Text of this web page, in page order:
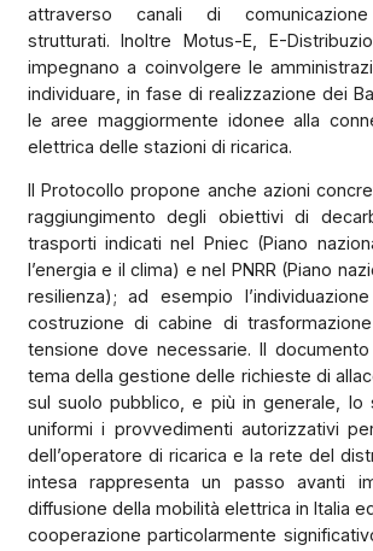
attraverso canali di comunicazione
strutturati. Inoltre Motus-E, E-
impegnano a coinvolgere le
individuare, in fase di realizzazione dei
le aree maggiormente idonee alla
elettrica delle stazioni di ricarica.
Il Protocollo propone anche azioni
raggiungimento degli obiettivi di
trasporti indicati nel Pniec (Piano
l’energia e il clima) e nel PNRR (Piano
resilienza); ad esempio
costruzione di cabine di
tensione dove necessarie. Il
tema della gestione delle richieste di
sul suolo pubblico, e più in generale, lo
uniformi i provvedimenti autorizzativi
dell’operatore di ricarica e la rete del
intesa rappresenta un passo avanti
diffusione della mobilità elettrica in Italia
cooperazione particolarmente